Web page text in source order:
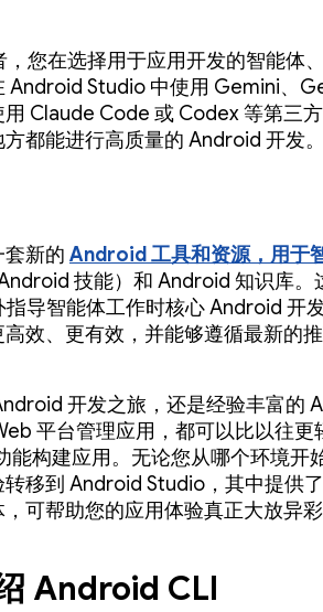
您在选择用于应用开发的智能体
Android Studio 中使用 Gemini、
Claude Code 或 Codex 等第三
都能进行高质量的 Android 开发。
新的 Android 工具和资源，用于
技能）和 Android 知识库。
导智能体工作时核心 Android 开
效、更有效，并能够遵循最新的
开发之旅，还是经验丰富的
平台管理应用，都可以比以往更
能构建应用。无论您从哪个环境开
移到 Android Studio，其中提供
可帮助您的应用体验真正大放异彩
Android CLI